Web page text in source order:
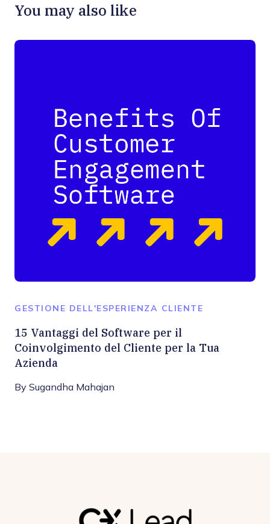
You may also like
GESTIONE DELL'ESPERIENZA CLIENTE
15 Vantaggi del Software per il
Coinvolgimento del Cliente per la Tua
Azienda
By Sugandha Mahajan